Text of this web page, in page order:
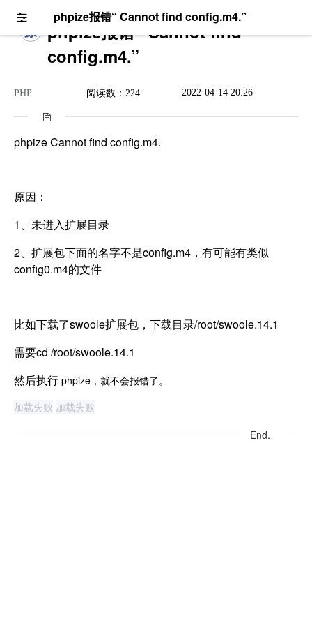
phpize报错“ Cannot find config.m4.”
原 phpize报错“ Cannot find
config.m4.”
PHP 阅读数：224 2022-04-14 20:26
phpize Cannot find config.m4.
原因：
1、未进入扩展目录
2、扩展包下面的名字不是config.m4，有可能有类似
config0.m4的文件
比如下载了swoole扩展包，下载目录/root/swoole.14.1
需要cd /root/swoole.14.1
然后执行 phpize，就不会报错了。
加载失败 加载失败
End.